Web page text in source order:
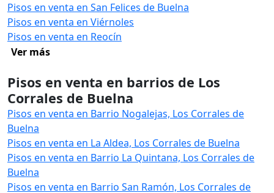
Pisos en venta en San Felices de Buelna
Pisos en venta en Viérnoles
Pisos en venta en Reocín
Ver más
Pisos en venta en barrios de Los
Corrales de Buelna
Pisos en venta en Barrio Nogalejas, Los Corrales de
Buelna
Pisos en venta en La Aldea, Los Corrales de Buelna
Pisos en venta en Barrio La Quintana, Los Corrales de
Buelna
Pisos en venta en Barrio San Ramón, Los Corrales de